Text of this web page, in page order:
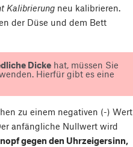
Kalibrierung neu kalibrieren.
der Düse und dem Bett
Dickehat, müssen Sie
Hierfür gibt es eine
zu einem negativen (-) Wert
anfängliche Nullwert wird
gegen den Uhrzeigersinn,